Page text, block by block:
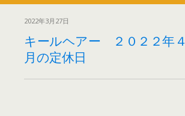
2022年3月27日
キールヘアー ２０２２年４
月の定休日